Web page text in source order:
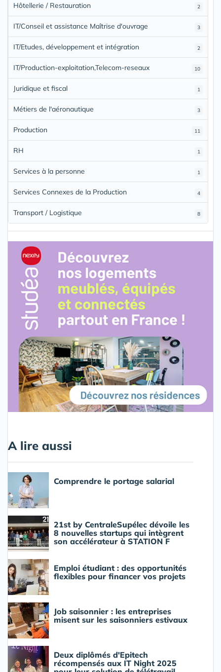
2
Hôtellerie / Restauration
3
IT/Conseil et assistance Maîtrise d'ouvrage
2
IT/Etudes, développement et intégration
10
IT/Production-exploitation,Telecom-reseaux
1
Juridique et fiscal
3
Métiers de l'aéronautique
11
Production
1
RH
1
Services à la personne
4
Services Connexes de la Production
8
Transport / Logistique
A lire aussi
Comprendre le portage salarial
21st by CentraleSupélec dévoile les
8 nouvelles startups qui intègrent
son accélérateur à STATION F
Emploi étudiant : des opportunités
flexibles pour financer vos projets
Job saisonnier : les entreprises
misent sur les saisonniers estivaux
Deux diplômés d'Epitech
récompensés aux IT Night 2025